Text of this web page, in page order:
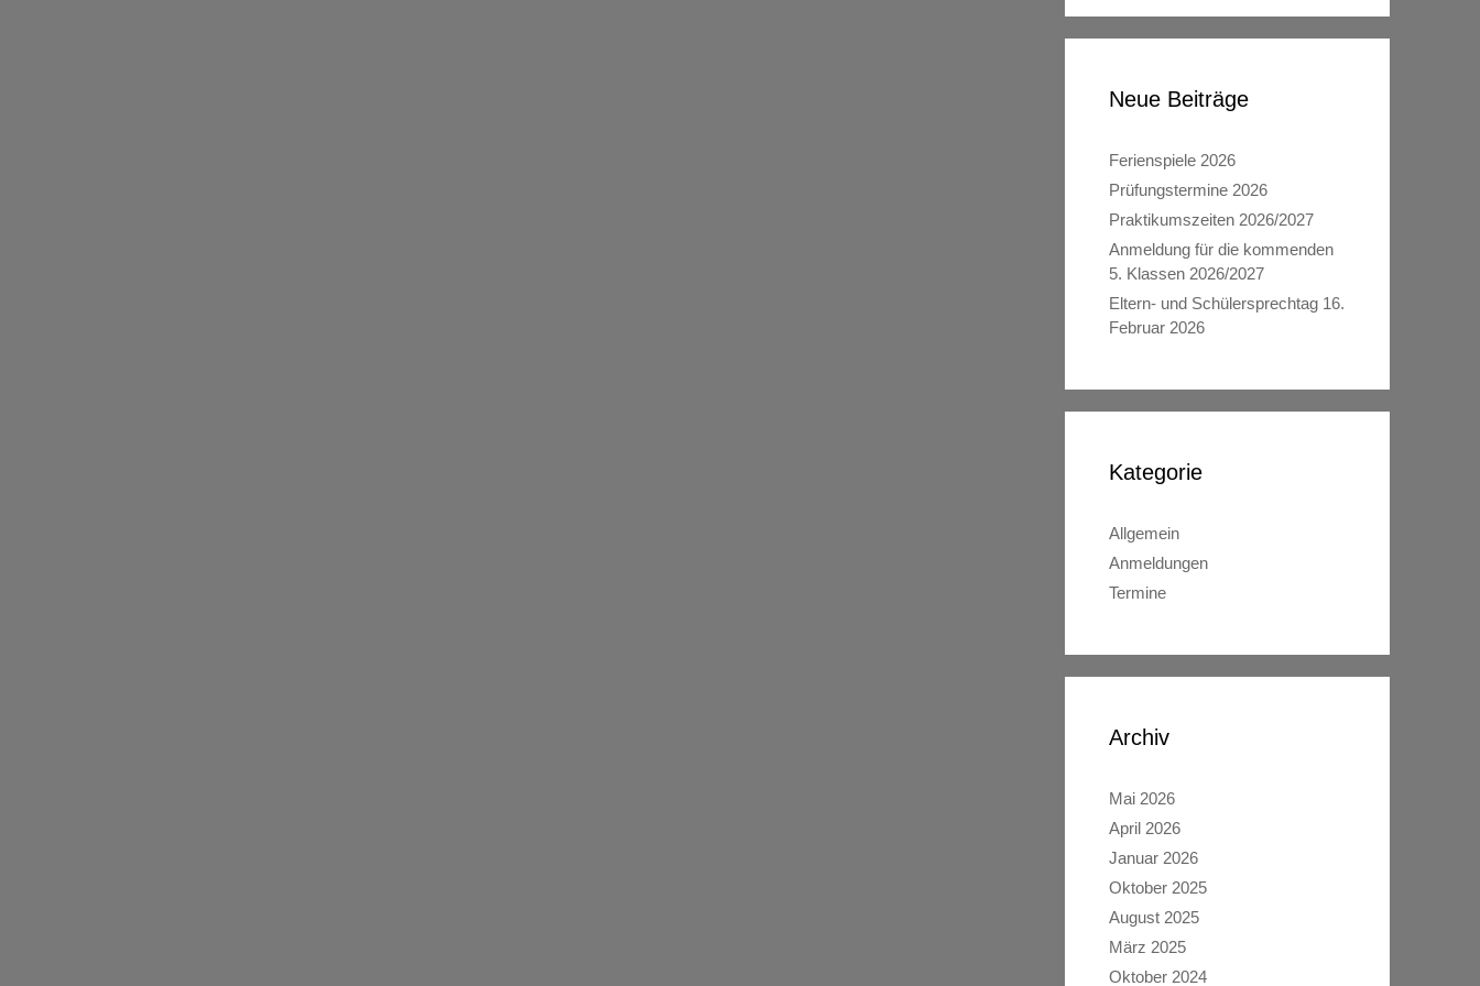
Neue Beiträge
Ferienspiele 2026
Prüfungstermine 2026
Praktikumszeiten 2026/2027
Anmeldung für die kommenden
5. Klassen 2026/2027
Eltern- und Schülersprechtag 16.
Februar 2026
Kategorie
Allgemein
Anmeldungen
Termine
Archiv
Mai 2026
April 2026
Januar 2026
Oktober 2025
August 2025
März 2025
Oktober 2024